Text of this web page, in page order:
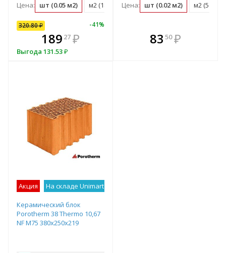
Цена: шт (0.05 м2) м2 (18.3 шт) м3 (41.5 шт) поддон (50
320.80₽ -41%
189 27 ₽
Выгода 131.53₽
В комплекте
всегда выгоднее!
Цена: шт (0.02 м2) м2 (51 шт)
В комплекте
всегда выгоднее!
83 50 ₽
Акция На складе Unimart
Керамический блок
Porotherm 38 Thermo 10,67
NF М75 380х250х219